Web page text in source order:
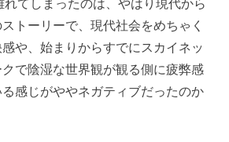
トーリーで、現代社会をめちゃく
や、始まりからすでにスカイネッ
クで陰湿な世界観が観る側に疲弊感
感じがややネガティブだったのか